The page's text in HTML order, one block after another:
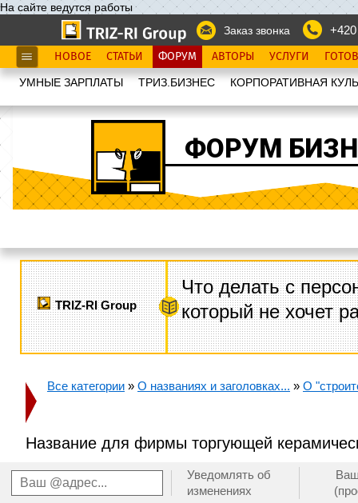
На сайте ведутся работы
Заказ звонка
НОВОЕ СТАТЬИ ФОРУМ АВТОРЫ УСЛУГИ
УМНЫЕ ЗАРПЛАТЫ ТРИЗ.БИЗНЕС КОРПОРАТИВНАЯ
ФОРУМ
TRIZ-RI Group
Что делать с
который не хочет
Все категории » О названиях и заголовках... » О
Название для фирмы торгующей
Уведомлять об
изменениях